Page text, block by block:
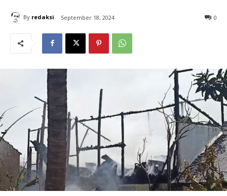
By redaksi September 18, 2024 0